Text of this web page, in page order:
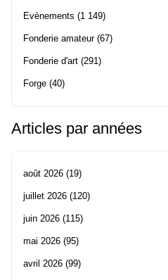
Evènements (1 149)
Fonderie amateur(67)
Fonderie d'art (291)
Forge (40)
Articles par années
août 2026 (19)
juillet 2026 (120)
juin 2026 (115)
mai 2026 (95)
avril 2026 (99)